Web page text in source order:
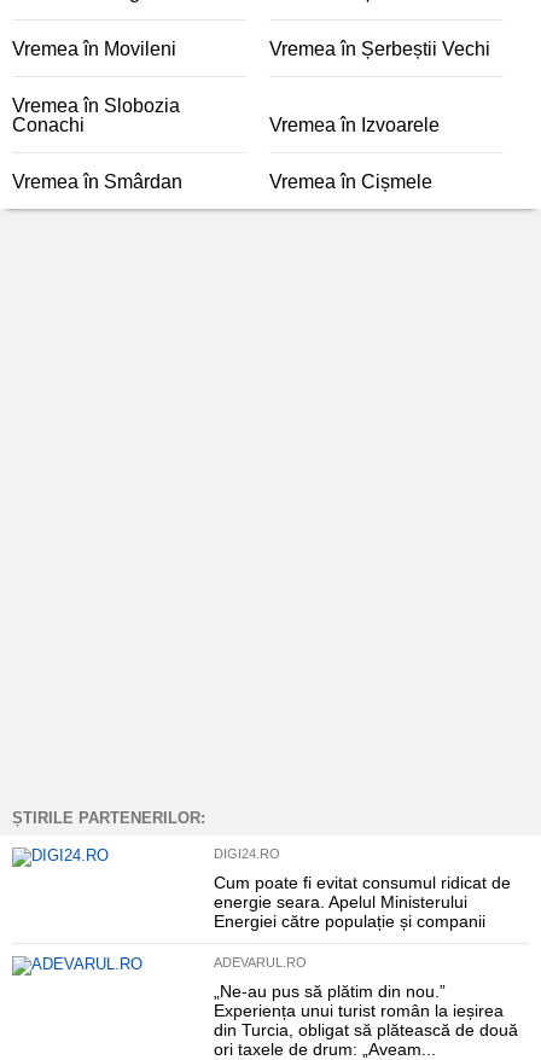
Vremea în Movileni Vremea în Șerbeștii Vechi
Vremea în Slobozia
Conachi
Vremea în Izvoarele
Vremea în Smârdan Vremea în Cișmele
ȘTIRILE PARTENERILOR:
DIGI24.RO
Cum poate fi evitat consumul ridicat de
energie seara. Apelul Ministerului
Energiei către populație și companii
ADEVARUL.RO
„Ne-au pus să plătim din nou.”
Experiența unui turist român la ieșirea
din Turcia, obligat să plătească de două
ori taxele de drum: „Aveam...